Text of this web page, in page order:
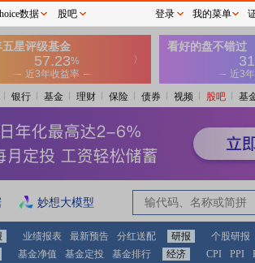
银行 基金 理财 保险 债券 视频 股吧 基
妙想大模型
业绩报表 最新预告 分红送配 研报 个股研报
基金净值 基金定投 基金排行 经济 CPI PPI
数据 股吧 登录 我的菜单